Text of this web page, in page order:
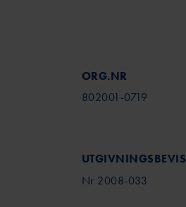
ORG.NR
802001-0719
UTGIVNINGSBEVIS
Nr 2008-033